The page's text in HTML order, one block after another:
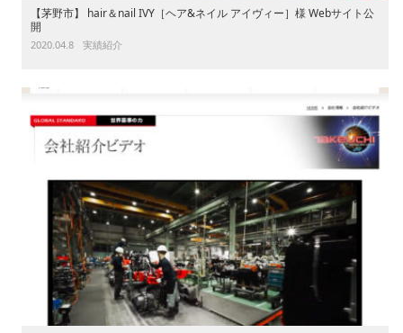
【茅野市】 hair＆nail IVY［ヘア&ネイル アイヴィー］様 Webサイト公
開
2020.04.8 実績紹介